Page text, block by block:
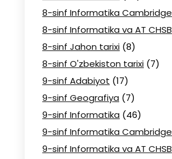
8-sinf Informatika Cambridge
8-sinf Informatika va AT CHSB
8-sinf Jahon tarixi (8)
8-sinf O'zbekiston tarixi (7)
9-sinf Adabiyot (17)
9-sinf Geografiya (7)
9-sinf Informatika (46)
9-sinf Informatika Cambridge
9-sinf Informatika va AT CHSB